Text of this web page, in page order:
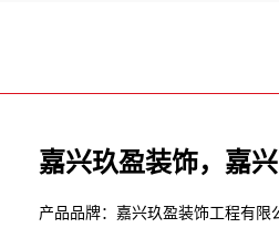
嘉兴玖盈装饰，嘉
产品品牌：嘉兴玖盈装饰工程有限